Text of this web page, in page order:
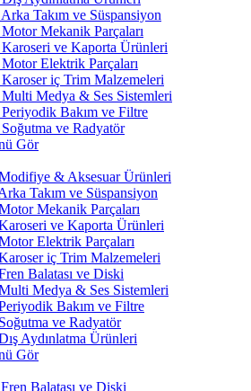
Takım ve Süspansiyon
Mekanik Parçaları
ve Kaporta Ürünleri
Elektrik Parçaları
iç Trim Malzemeleri
Medya & Ses Sistemleri
Bakım ve Filtre
ve Radyatör
Gör
& Aksesuar Ürünleri
Takım ve Süspansiyon
Mekanik Parçaları
ve Kaporta Ürünleri
Elektrik Parçaları
iç Trim Malzemeleri
Balatası ve Diski
Medya & Ses Sistemleri
Bakım ve Filtre
ve Radyatör
Aydınlatma Ürünleri
Gör
Balatası ve Diski